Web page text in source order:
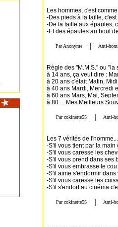
Les hommes, c'est
-Des pieds à la taille, c'est
-De la taille aux épaules,
-Et des épaules au bout
Règle des "M.M.S." ou
à 14 ans, ça veut dire :
à 20 ans c'était Matin,
à 40 ans Mardi, Mercredi
à 60 ans Mars, Mai,
à 80 ... Mes Meilleurs
Les 7 vérités de l'homme...
-S'il vous tient par la main
-S'il vous caresse les
-S'il vous prend dans ses
-S'il vous embrasse le
-S'il aime s'endormir dans
-S'il vous caresse les
-S'il s'endort au cinéma